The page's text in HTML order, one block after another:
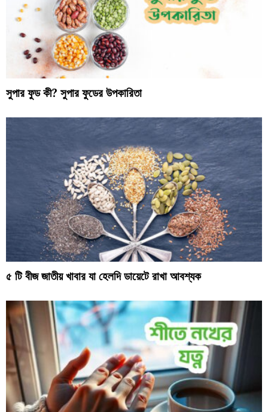
সুপার ফুড কী? সুপার ফুডের উপকারিতা
৫ টি বীজ জাতীয় খাবার যা হেলদি ডায়েটে রাখা আবশ্যক